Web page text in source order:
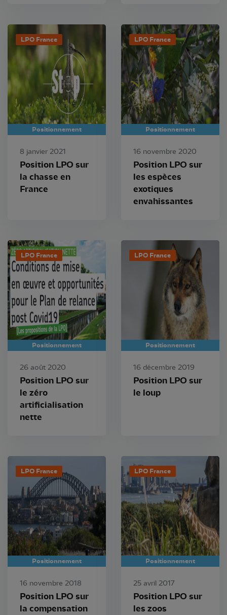
LPO France
Positionnement
8 janvier 2021
Position LPO sur
la chasse en
France
LPO France
Positionnement
16 novembre 2020
Position LPO sur
les espèces
exotiques
envahissantes
LPO France
Positionnement
26 août 2020
Position LPO sur
le zéro
artificialisation
nette
LPO France
Positionnement
16 décembre 2019
Position LPO sur
le loup
LPO France
Positionnement
16 novembre 2018
Position LPO sur
la compensation
LPO France
Positionnement
25 avril 2017
Position LPO sur
les zoos